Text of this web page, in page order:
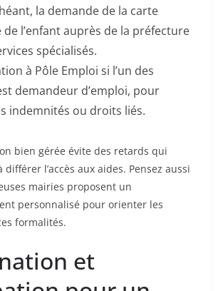
la demande de la carte
de l’enfant auprès de la préfecture
spécialisés.
à Pôle Emploi si l’un des
demandeur d’emploi, pour
indemnités ou droits liés.
bien gérée évite des retards qui
l’accès aux aides. Pensez aussi
mairies proposent un
personnalisé pour orienter les
formalités.
et